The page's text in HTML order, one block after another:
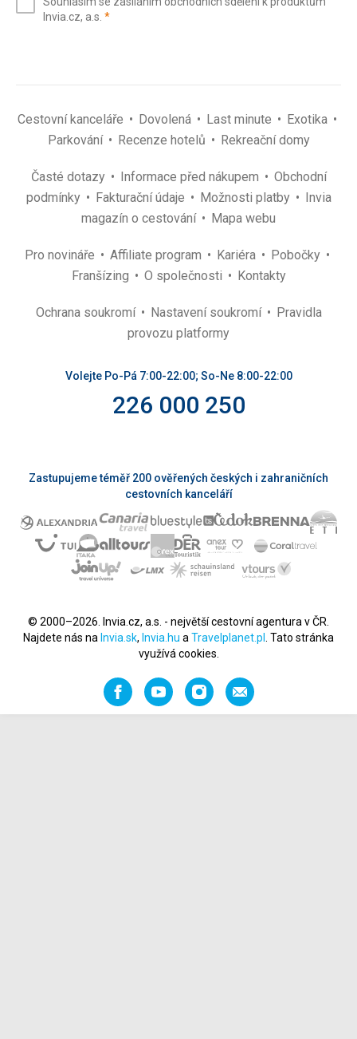
(povinné)
Invia.cz, a.s. *(povinné)
Cestovní kanceláře Dovolená Last minute
Exotika
Parkování
Recenze hotelů Rekreační domy
Časté dotazy Informace před nákupem
Obchodní
podmínky
Fakturační údaje Možnosti platby
Invia
magazín o cestování
Mapa webu
Pro novináře Affiliate program Kariéra
Pobočky
Franšízing
O společnosti Kontakty
Ochrana soukromí Nastavení soukromí
Pravidla
provozu platformy
Volejte Po-Pá 7:00-22:00; So-Ne 8:00-22:00
226 000 250
Zastupujeme téměř 200 ověřených českých i zahraničních
cestovních kanceláří
© 2000–2026. Invia.cz, a.s. - největší cestovní agentura v ČR.
Najdete nás na Invia.sk, Invia.hu a Travelplanet.pl
. Tato stránka
využívá cookies.
FacebookYouTubeInstagramNapište
nám